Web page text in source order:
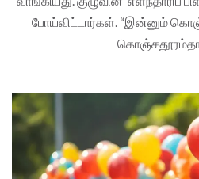
போய்விட்டார்கள். “இன்னும்